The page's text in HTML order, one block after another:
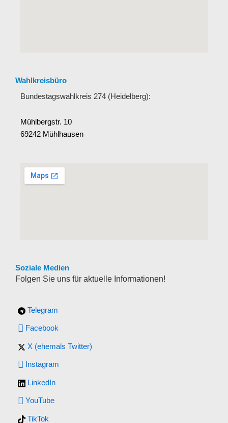
Wahlkreisbüro
Bundestagswahlkreis 274 (Heidelberg):
Mühlbergstr. 10
69242 Mühlhausen
Soziale Medien
Folgen Sie uns für aktuelle Informationen!
Telegram
Facebook
X (ehemals Twitter)
Instagram
LinkedIn
YouTube
TikTok